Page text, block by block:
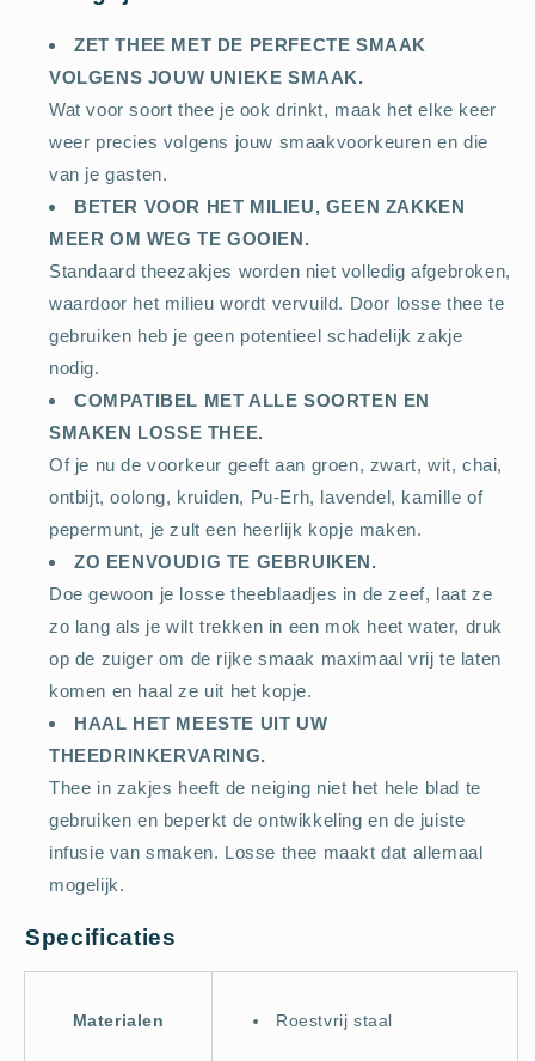
ZET THEE MET DE PERFECTE SMAAK
VOLGENS JOUW UNIEKE SMAAK.
Wat voor soort thee je ook drinkt, maak het elke keer
weer precies volgens jouw smaakvoorkeuren en die
van je gasten.
BETER VOOR HET MILIEU, GEEN ZAKKEN
MEER OM WEG TE GOOIEN.
Standaard theezakjes worden niet volledig afgebroken,
waardoor het milieu wordt vervuild. Door losse thee te
gebruiken heb je geen potentieel schadelijk zakje
nodig.
COMPATIBEL MET ALLE SOORTEN EN
SMAKEN LOSSE THEE.
Of je nu de voorkeur geeft aan groen, zwart, wit, chai,
ontbijt, oolong, kruiden, Pu-Erh, lavendel, kamille of
pepermunt, je zult een heerlijk kopje maken.
ZO EENVOUDIG TE GEBRUIKEN.
Doe gewoon je losse theeblaadjes in de zeef, laat ze
zo lang als je wilt trekken in een mok heet water, druk
op de zuiger om de rijke smaak maximaal vrij te laten
komen en haal ze uit het kopje.
HAAL HET MEESTE UIT UW
THEEDRINKERVARING.
Thee in zakjes heeft de neiging niet het hele blad te
gebruiken en beperkt de ontwikkeling en de juiste
infusie van smaken. Losse thee maakt dat allemaal
mogelijk.
Specificaties
Materialen Roestvrij staal